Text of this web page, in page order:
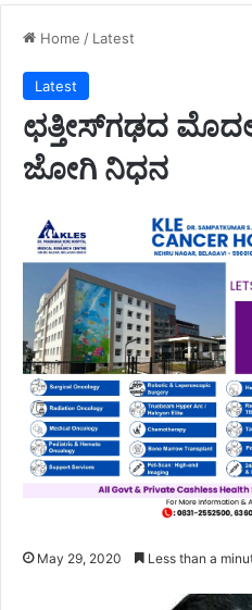
Home / Latest
Latest
ಛತ್ತೀಸ್‌ಗಢದ
ಜೋಗಿ ನಿಧನ
May 29, 2020 Less than a